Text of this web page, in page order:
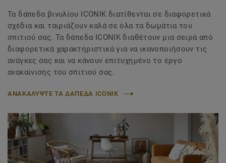
Τα δάπεδα βινυλίου ICONIK διατίθενται σε διαφορετικά
σχέδια και ταιριάζουν καλά σε όλα τα δωμάτια του
σπιτιού σας. Τα δάπεδα ICONIK διαθέτουν μια σειρά από
διαφορετικά χαρακτηριστικά για να ικανοποιήσουν τις
ανάγκες σας και να κάνουν επιτυχημένο το έργο
ανακαίνισης του σπιτιού σας.
ΑΝΑΚΑΛΥΨΤΕ ΤΑ ΔΑΠΕΔΑ ICONIK